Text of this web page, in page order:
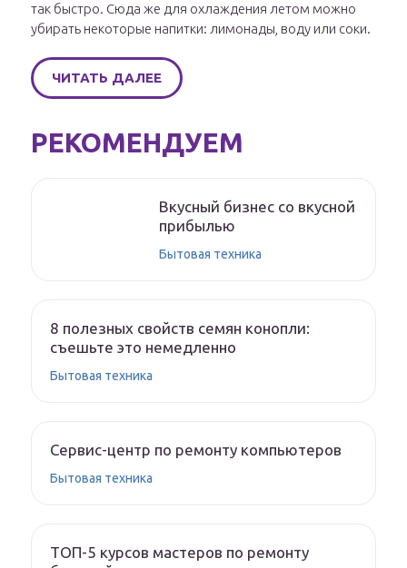
так быстро. Сюда же для охлаждения летом можно
убирать некоторые напитки: лимонады, воду или соки.
ЧИТАТЬ ДАЛЕЕ
РЕКОМЕНДУЕМ
Вкусный бизнес со вкусной
прибылью
Бытовая техника
8 полезных свойств семян конопли:
съешьте это немедленно
Бытовая техника
Сервис-центр по ремонту компьютеров
Бытовая техника
ТОП-5 курсов мастеров по ремонту